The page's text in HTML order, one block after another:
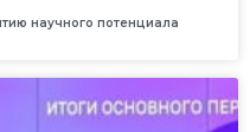
научного потенциала